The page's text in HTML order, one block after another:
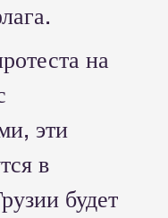
на
эти
в
будет